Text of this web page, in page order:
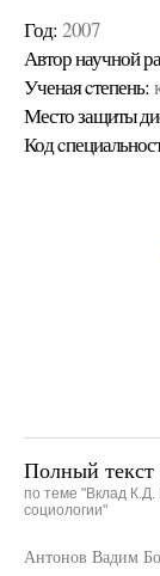
Год: 2007
Автор научной
Ученая cтепень:
Место защиты
Код
Полный текст
по теме "Вклад К.Д.
социологии"
Антонов Вадим